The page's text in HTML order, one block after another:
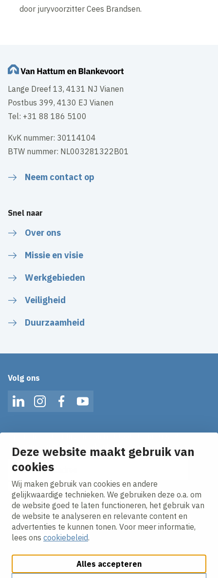
Deze website maakt gebruik van
cookies
Wij maken gebruik van cookies en andere
gelijkwaardige technieken. We gebruiken deze o.a. om
de website goed te laten functioneren, het gebruik van
de website te analyseren en relevante content en
advertenties te kunnen tonen. Voor meer informatie,
lees ons cookiebeleid.
Alles accepteren
door juryvoorzitter Cees Brandsen.
Lange Dreef 13, 4131 NJ Vianen
Postbus 399, 4130 EJ Vianen
Tel: +31 88 186 5100
KvK nummer: 30114104
BTW nummer: NL003281322B01
Neem contact op
Snel naar
Over ons
Missie en visie
Werkgebieden
Veiligheid
Duurzaamheid
Volg ons
LinkedInInstagramFacebookYouTube
Ontvang onze nieuws alerts in je mailbox!
E-mailadres
Ik ga akkoord met hetprivacy statement.
Cookies aanpassenCookie beleidPrivacy policy